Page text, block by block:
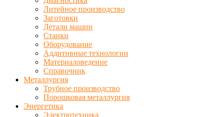
Литейное производство
Заготовки
Детали машин
Станки
Оборудование
Аддитивные технологии
Материаловедение
Справочник
Металлургия
Трубное производство
Порошковая металлургия
Энергетика
Электротехника